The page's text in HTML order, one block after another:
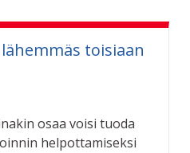
toisiaan
osaa voisi tuoda
helpottamiseksi